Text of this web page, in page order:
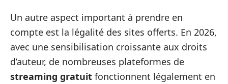
Un autre aspect important à prendre en
compte est la légalité des sites offerts. En 2026,
avec une sensibilisation croissante aux droits
d’auteur, de nombreuses plateformes de
streaming gratuit fonctionnent légalement en